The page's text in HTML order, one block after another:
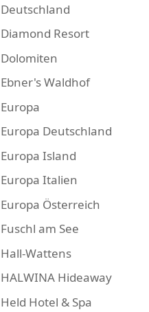
Deutschland
Diamond Resort
Dolomiten
Ebner's Waldhof
Europa
Europa Deutschland
Europa Island
Europa Italien
Europa Österreich
Fuschl am See
Hall-Wattens
HALWINA Hideaway
Held Hotel & Spa